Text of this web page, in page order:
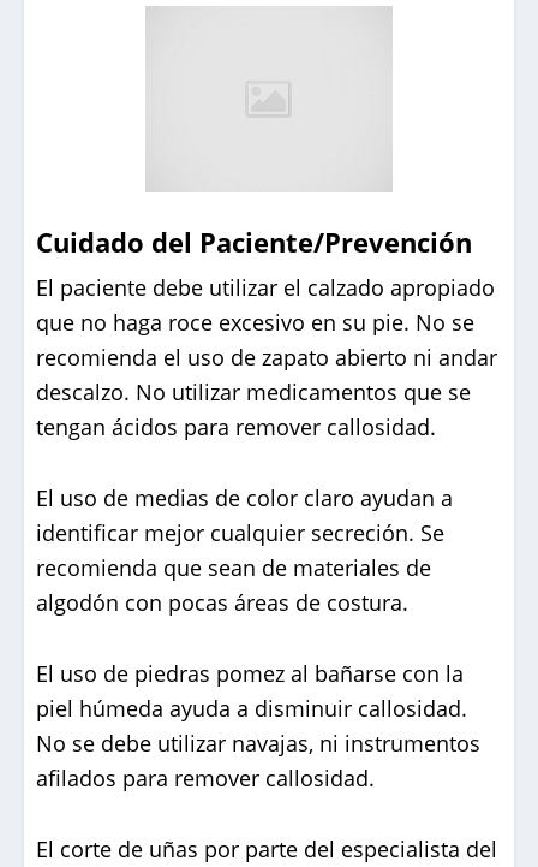
Cuidado del Paciente/Prevención
El paciente debe utilizar el calzado apropiado
que no haga roce excesivo en su pie. No se
recomienda el uso de zapato abierto ni andar
descalzo. No utilizar medicamentos que se
tengan ácidos para remover callosidad.
El uso de medias de color claro ayudan a
identificar mejor cualquier secreción. Se
recomienda que sean de materiales de
algodón con pocas áreas de costura.
El uso de piedras pomez al bañarse con la
piel húmeda ayuda a disminuir callosidad.
No se debe utilizar navajas, ni instrumentos
afilados para remover callosidad.
El corte de uñas por parte del especialista del